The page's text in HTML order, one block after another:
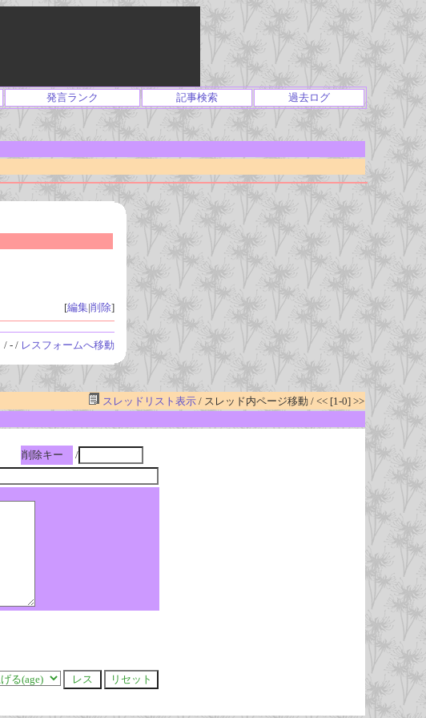
発言ランク 記事検索 過去ログ
[編集|削除]
/ - / レスフォームへ移動
スレッドリスト表示/ スレッド内ページ移動 / << [1-0] >>
削除キー
/